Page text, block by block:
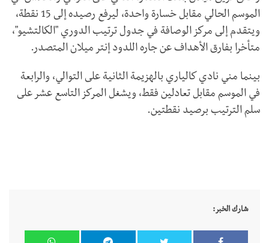
الموسم الحالي مقابل خسارة واحدة، ليرفع رصيده إلى 15 نقطة،
ويتقدم إلى مركز الوصافة في جدول ترتيب الدوري "الكالتشيو"،
متأخرا بفارق الأهداف عن جاره اللدود إنتر ميلان المتصدر.
بينما مني نادي كالياري بالهزيمة الثانية على التوالي، والرابعة
في الموسم مقابل تعادلين فقط، ويشغل المركز التاسع عشر على
سلم الترتيب برصيد نقطتين.
شارك الخبر: